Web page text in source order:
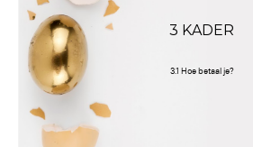
3 KADER
3.1 Hoe betaal je?